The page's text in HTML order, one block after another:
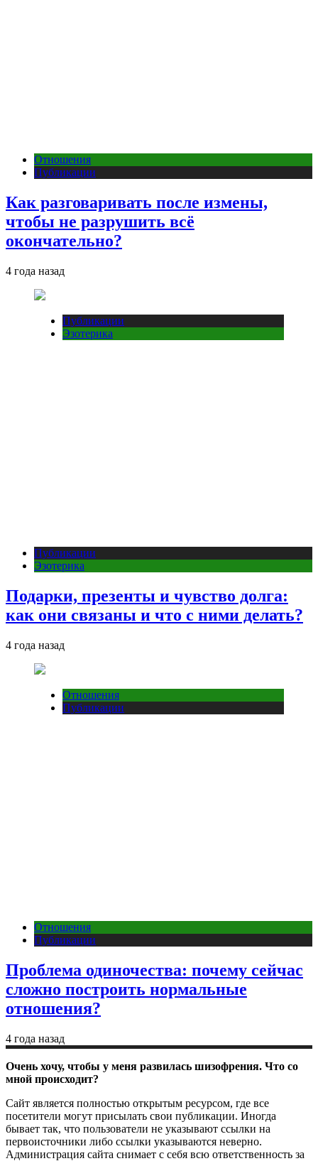
Отношения
Публикации
Как разговаривать после измены,
чтобы не разрушить всё
окончательно?
4 года назад
Публикации
Эзотерика
Публикации
Эзотерика
Подарки, презенты и чувство долга:
как они связаны и что с ними делать?
4 года назад
Отношения
Публикации
Отношения
Публикации
Проблема одиночества: почему сейчас
сложно построить нормальные
отношения?
4 года назад
Очень хочу, чтобы у меня развилась шизофрения. Что со
мной происходит?
Сайт является полностью открытым ресурсом, где все
посетители могут присылать свои публикации. Иногда
бывает так, что пользователи не указывают ссылки на
первоисточники либо ссылки указываются неверно.
Администрация сайта снимает с себя всю ответственность за